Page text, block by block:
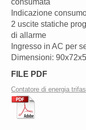
consumata
Indicazione
2 uscite statiche
di allarme
Ingresso in AC per
Dimensioni:
FILE PDF
Contatore di energia